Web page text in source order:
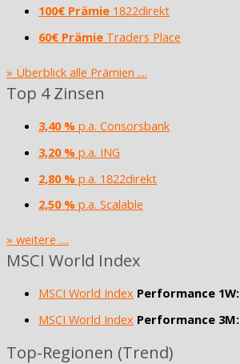
100€ Prämie 1822direkt
60€ Prämie Traders Place
» Überblick alle Prämien ....
Top 4 Zinsen
3,40 % p.a. Consorsbank
3,20 % p.a. ING
2,80 % p.a. 1822direkt
2,50 % p.a. Scalable
» weitere ....
MSCI World Index
MSCI World Index Performance 1W:
MSCI World Index Performance 3M:
Top-Regionen (Trend)